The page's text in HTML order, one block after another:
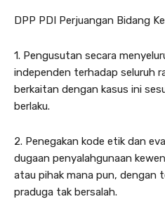
DPP PDI Perjuangan Bidang
1. Pengusutan secara
independen terhadap seluruh
berkaitan dengan kasus ini
berlaku.
2. Penegakan kode etik dan
dugaan penyalahgunaan
atau pihak mana pun, dengan
praduga tak bersalah.